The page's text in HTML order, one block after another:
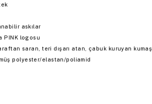
askılar
PINK logosu
saran, teri dışarı atan, çabuk kuruyan kumaş
polyester/elastan/poliamid